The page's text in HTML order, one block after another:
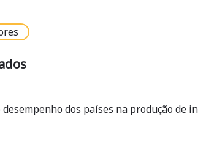
dos países na produção de